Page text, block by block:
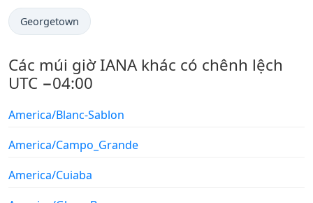
Georgetown
Các múi giờ IANA khác có chênh lệch
UTC −04:00
America/Blanc-Sablon
America/Campo_Grande
America/Cuiaba